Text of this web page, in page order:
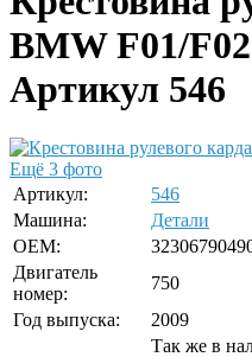
BMW F01/
Артикул 546
Ещё 3 фото
Артикул:
546
Машина:
Детали
OEM:
Двигатель
номер:
750
Год выпуска:
2009
Так же в